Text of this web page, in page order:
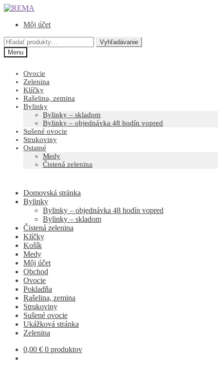
Preskočiť
navigáciu
Preskočiť
obsah
Môj účet
Hľadať:
Vyhľadávanie
Menu
Ovocie
Zelenina
Klíčky
Rašelina, zemina
Bylinky
Bylinky – skladom
Bylinky – objednávka 48 hodín vopred
Sušené ovocie
Strukoviny
Ostatné
Medy
Čistená zelenina
Domovská stránka
Bylinky
Bylinky – objednávka 48 hodín vopred
Bylinky – skladom
Čistená zelenina
Klíčky
Košík
Medy
Môj účet
Obchod
Ovocie
Pokladňa
Rašelina, zemina
Strukoviny
Sušené ovocie
Ukážková stránka
Zelenina
0,00 € 0 produktov